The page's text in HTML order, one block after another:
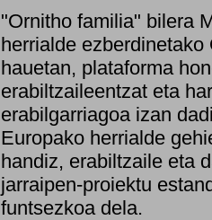
"Ornitho familia" bilera
herrialde
hauetan, plataforma
erabiltzaileentzat eta
erabilgarriagoa izan
Europako herrialde
handiz, erabiltzaile eta
jarraipen-proiektu
funtsezkoa dela.